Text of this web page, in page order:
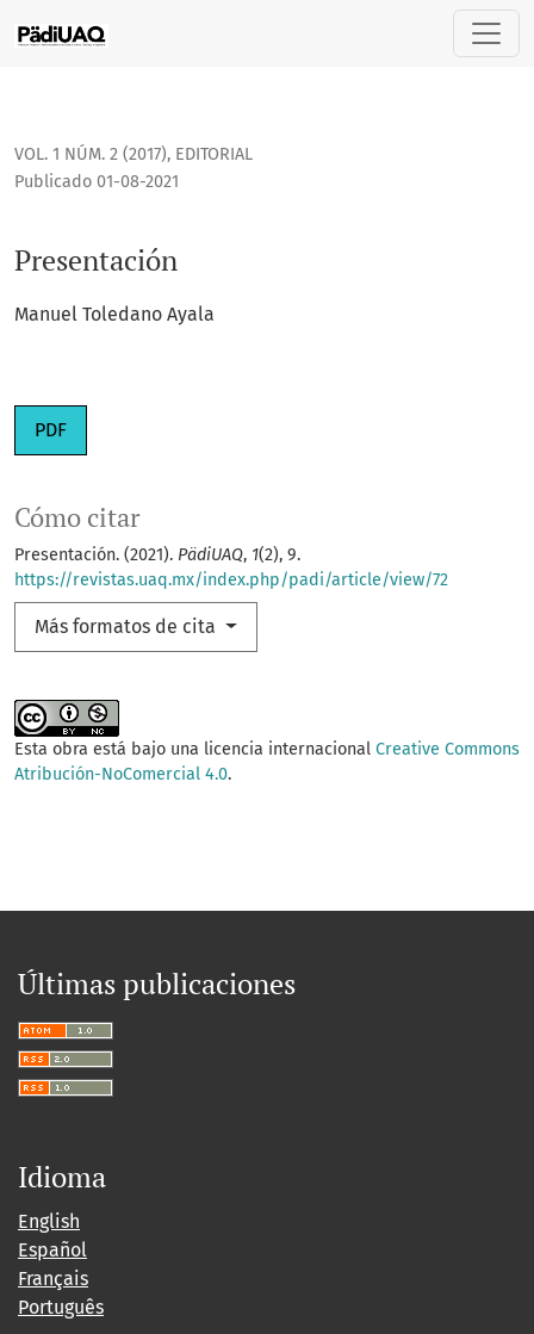
VOL. 1 NÚM. 2 (2017), EDITORIAL
Presentación
Publicado 01-08-2021
Manuel Toledano Ayala
PDF
Cómo citar
Presentación. (2021). PädiUAQ, 1(2), 9.
https://revistas.uaq.mx/index.php/padi/article/view/72
Más formatos de cita
Esta obra está bajo una licencia internacional Creative Commons
Atribución-NoComercial 4.0.
Últimas publicaciones
Idioma
English
Español
Français
Português